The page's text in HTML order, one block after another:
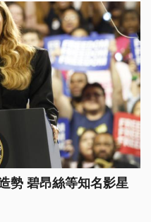
勢 碧昂絲等知名影星